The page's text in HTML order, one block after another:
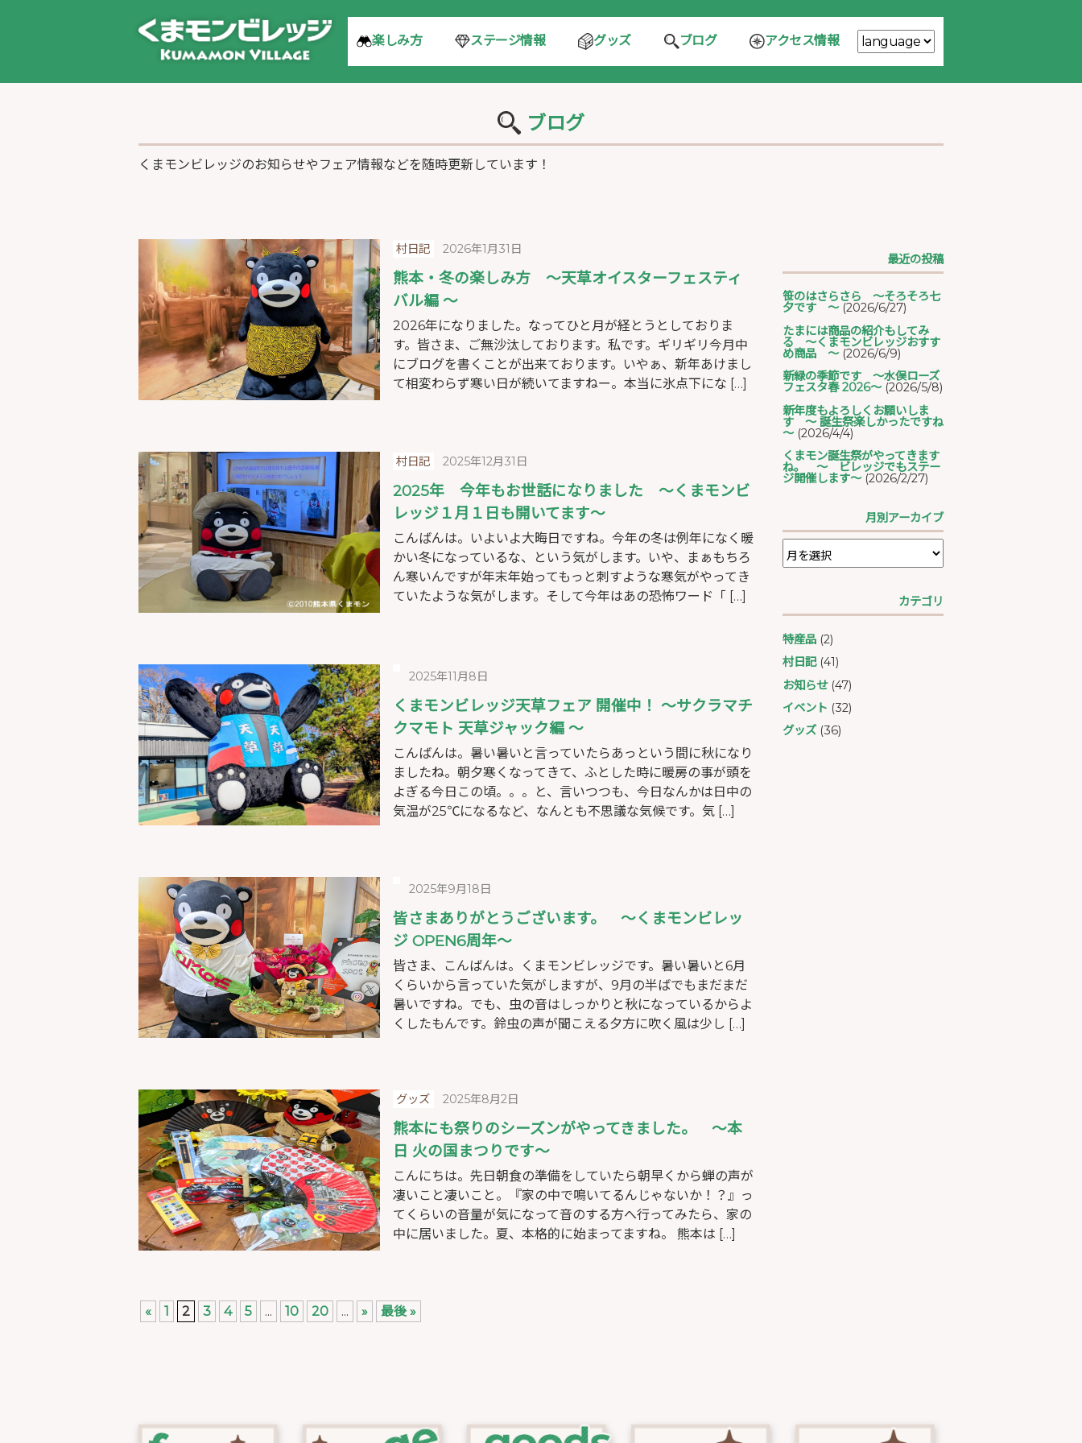
楽しみ方 ステージ情報 グッズ ブログ アクセス情報
ブログ
くまモンビレッジのお知らせやフェア情報などを随時更新しています！
村日記 2026年1月31日
熊本・冬の楽しみ方 ～天草オイスターフェスティ
バル編 ～
2026年になりました。なってひと月が経とうとしておりま
す。皆さま、ご無沙汰しております。私です。ギリギリ今月中
にブログを書くことが出来ております。いやぁ、新年あけまし
て相変わらず寒い日が続いてますねー。本当に氷点下にな […]
村日記 2025年12月31日
2025年 今年もお世話になりました ～くまモンビ
レッジ１月１日も開いてます～
こんばんは。いよいよ大晦日ですね。今年の冬は例年になく暖
かい冬になっているな、という気がします。いや、まぁもちろ
ん寒いんですが年末年始ってもっと刺すような寒気がやってき
ていたような気がします。そして今年はあの恐怖ワード「 […]
2025年11月8日
くまモンビレッジ天草フェア 開催中！ ～サクラマチ
クマモト 天草ジャック編 ～
こんばんは。暑い暑いと言っていたらあっという間に秋になり
ましたね。朝夕寒くなってきて、ふとした時に暖房の事が頭を
よぎる今日この頃。。。と、言いつつも、今日なんかは日中の
気温が25℃になるなど、なんとも不思議な気候です。気 […]
2025年9月18日
皆さまありがとうございます。 ～くまモンビレッ
ジ OPEN6周年～
皆さま、こんばんは。くまモンビレッジです。暑い暑いと6月
くらいから言っていた気がしますが、9月の半ばでもまだまだ
暑いですね。でも、虫の音はしっかりと秋になっているからよ
くしたもんです。鈴虫の声が聞こえる夕方に吹く風は少し […]
グッズ 2025年8月2日
熊本にも祭りのシーズンがやってきました。 ～本
日 火の国まつりです～
こんにちは。先日朝食の準備をしていたら朝早くから蝉の声が
凄いこと凄いこと。『家の中で鳴いてるんじゃないか！？』っ
てくらいの音量が気になって音のする方へ行ってみたら、家の
中に居いました。夏、本格的に始まってますね。 熊本は […]
« 1 2 3 4 5 ... 10 20 ... » 最後 »
最近の投稿
笹のはさらさら ～そろそろ七
夕です ～(2026/6/27)
たまには商品の紹介もしてみ
る ～くまモンビレッジおすす
め商品 ～(2026/6/9)
新緑の季節です ～水俣ローズ
フェスタ春 2026～(2026/5/8)
新年度もよろしくお願いしま
す ～ 誕生祭楽しかったですね
～(2026/4/4)
くまモン誕生祭がやってきます
ね。 ～ ビレッジでもステー
ジ開催します～(2026/2/27)
月別アーカイブ
カテゴリ
特産品 (2)
村日記(41)
お知らせ(47)
イベント (32)
グッズ(36)